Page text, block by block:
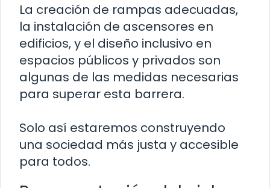
La creación de rampas adecuadas,
la instalación de ascensores en
edificios, y el diseño inclusivo en
espacios públicos y privados son
algunas de las medidas necesarias
para superar esta barrera.
Solo así estaremos construyendo
una sociedad más justa y accesible
para todos.